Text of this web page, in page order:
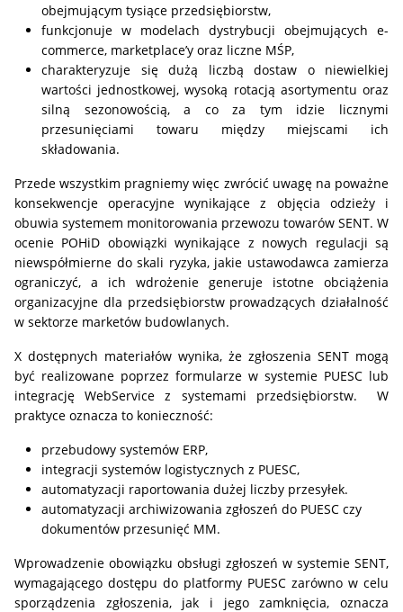
obejmującym tysiące przedsiębiorstw,
funkcjonuje w modelach dystrybucji obejmujących e-
commerce, marketplace’y oraz liczne MŚP,
charakteryzuje się dużą liczbą dostaw o niewielkiej
wartości jednostkowej, wysoką rotacją asortymentu oraz
silną sezonowością, a co za tym idzie licznymi
przesunięciami towaru między miejscami ich
składowania.
Przede wszystkim pragniemy więc zwrócić uwagę na poważne
konsekwencje operacyjne wynikające z objęcia odzieży i
obuwia systemem monitorowania przewozu towarów SENT. W
ocenie POHiD obowiązki wynikające z nowych regulacji są
niewspółmierne do skali ryzyka, jakie ustawodawca zamierza
ograniczyć, a ich wdrożenie generuje istotne obciążenia
organizacyjne dla przedsiębiorstw prowadzących działalność
w sektorze marketów budowlanych.
X dostępnych materiałów wynika, że zgłoszenia SENT mogą
być realizowane poprzez formularze w systemie PUESC lub
integrację WebService z systemami przedsiębiorstw. W
praktyce oznacza to konieczność:
przebudowy systemów ERP,
integracji systemów logistycznych z PUESC,
automatyzacji raportowania dużej liczby przesyłek.
automatyzacji archiwizowania zgłoszeń do PUESC czy
dokumentów przesunięć MM.
Wprowadzenie obowiązku obsługi zgłoszeń w systemie SENT,
wymagającego dostępu do platformy PUESC zarówno w celu
sporządzenia zgłoszenia, jak i jego zamknięcia, oznacza